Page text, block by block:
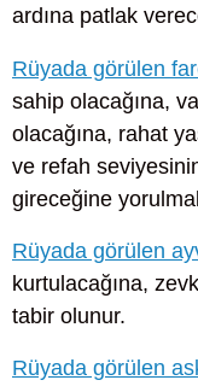
ardına patlak
Rüyada görülen
sahip olacağına,
olacağına, rahat
ve refah
gireceğine
Rüyada görülen
kurtulacağına,
tabir olunur.
Rüyada görülen